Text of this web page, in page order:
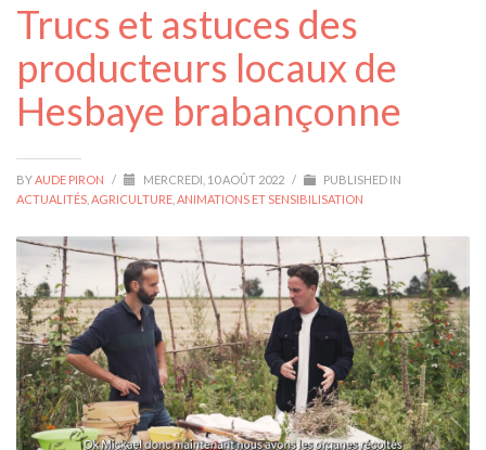
Trucs et astuces des
producteurs locaux de
Hesbaye brabançonne
BYAUDE PIRON / MERCREDI, 10 AOÛT 2022 /
PUBLISHED IN
ACTUALITÉS AGRICULTURE ANIMATIONS ET SENSIBILISATION